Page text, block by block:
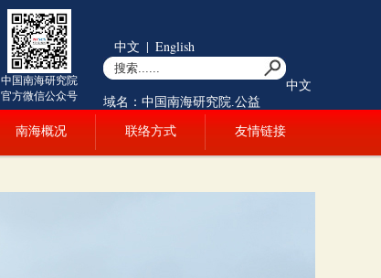
中国南海研究院
官方微信公众号
中文 | English
中文
域名：中国南海研究院.公益
南海概况 联络方式 友情链接